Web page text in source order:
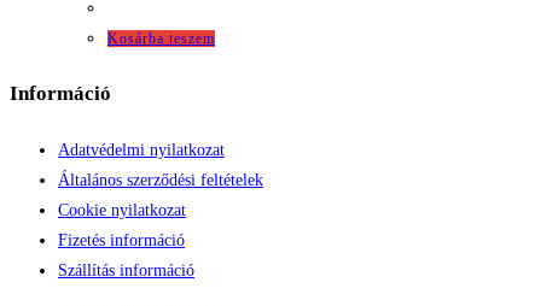
Kosárba teszem
Információ
Adatvédelmi nyilatkozat
Általános szerződési feltételek
Cookie nyilatkozat
Fizetés információ
Szállítás információ